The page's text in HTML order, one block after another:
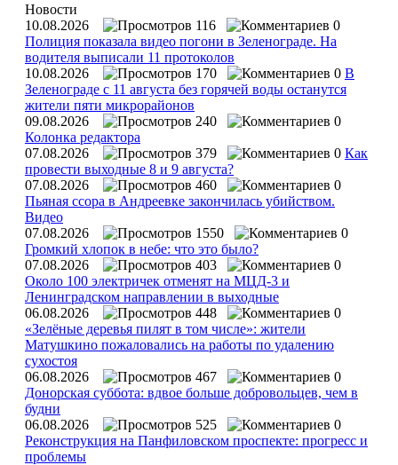
Новости
10.08.2026
116
0
Полиция показала видео погони в Зеленограде. На
водителя выписали 11 протоколов
10.08.2026
170 0 В
Зеленограде с 11 августа без горячей воды останутся
жители пяти микрорайонов
09.08.2026
240
0
Колонка редактора
07.08.2026
379 0 Как
провести выходные 8 и 9 августа?
07.08.2026
460
0
Пьяная ссора в Андреевке закончилась убийством.
Видео
07.08.2026
1550
0
Громкий хлопок в небе: что это было?
07.08.2026
403
0
Около 100 электричек отменят на МЦД-3 и
Ленинградском направлении в выходные
06.08.2026
448
0
«Зелёные деревья пилят в том числе»: жители
Матушкино пожаловались на работы по удалению
сухостоя
06.08.2026
467
0
Донорская суббота: вдвое больше добровольцев, чем в
будни
06.08.2026
525
0
Реконструкция на Панфиловском проспекте: прогресс и
проблемы